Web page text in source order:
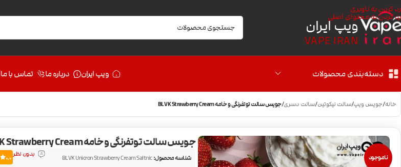
رد کردن به ناوبری
رد کردن به محتوای اصلی
ویپ ایران
VAPE IRAN
دسته‌بندی محصولات ویپ ایران درباره ما تماس با ما
خانه/جویس ویپ/سالت نیکوتین/سالت دسری/جویس سالت توتفرنگی و خامه BLVK Strawberry Cream
ناموجود
جویس سالت توتفرنگی و خامه BLVK Strawberry Cream
شناسه محصول:BLVK Unicron Strawberry Cream Saltnic
بدون نظر 0.0